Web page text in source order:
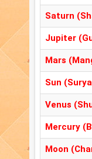
Saturn
Jupiter
Mars
Sun
Venus
Mercury
Moon